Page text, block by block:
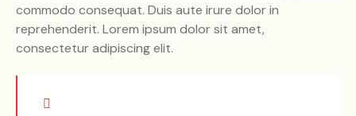
commodo consequat. Duis aute irure dolor in
reprehenderit. Lorem ipsum dolor sit amet,
consectetur adipiscing elit.